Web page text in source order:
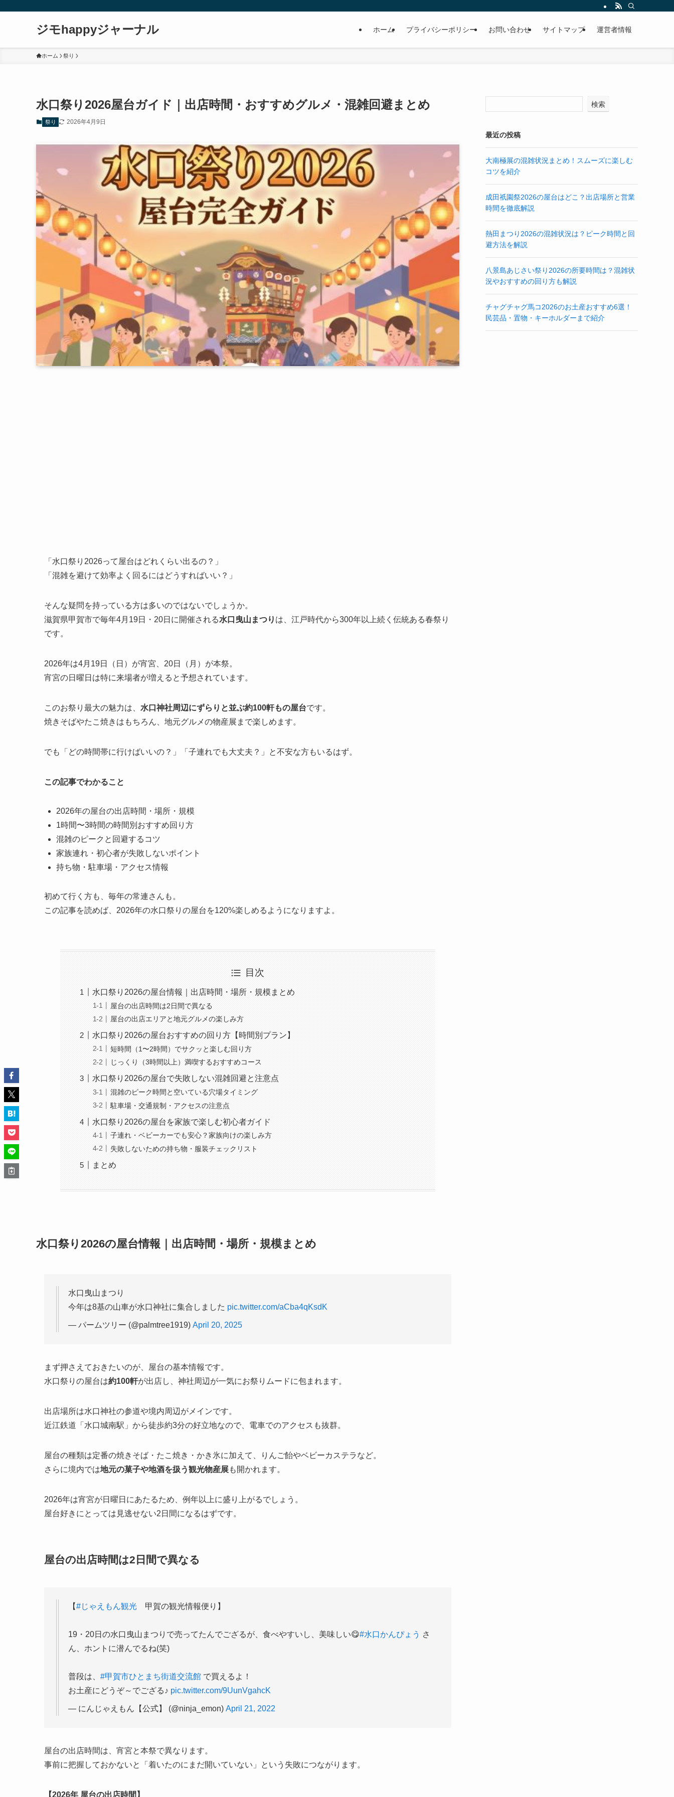
ジモhappyジャーナル ホーム プライバシーポリシー お問い合わせ サイトマップ 運営者情報
ホーム 祭り
水口祭り2026屋台ガイド｜出店時間・おすすめグルメ・混雑回避まとめ
祭り 2026年4月9日
「水口祭り2026って屋台はどれくらい出るの？」
「混雑を避けて効率よく回るにはどうすればいい？」
そんな疑問を持っている方は多いのではないでしょうか。
滋賀県甲賀市で毎年4月19日・20日に開催される水口曳山まつり は、江戸時代から300年以上続く伝統ある春祭り
です。
2026年は4月19日（日）が宵宮、20日（月）が本祭。
宵宮の日曜日は特に来場者が増えると予想されています。
このお祭り最大の魅力は、 水口神社周辺にずらりと並ぶ約100軒もの屋台です。
焼きそばやたこ焼きはもちろん、地元グルメの物産展まで楽しめます。
でも「どの時間帯に行けばいいの？」「子連れでも大丈夫？」と不安な方もいるはず。
この記事でわかること
2026年の屋台の出店時間・場所・規模
1時間〜3時間の時間別おすすめ回り方
混雑のピークと回避するコツ
家族連れ・初心者が失敗しないポイント
持ち物・駐車場・アクセス情報
初めて行く方も、毎年の常連さんも。
この記事を読めば、2026年の水口祭りの屋台を120%楽しめるようになりますよ。
目次
水口祭り2026の屋台情報｜出店時間・場所・規模まとめ
屋台の出店時間は2日間で異なる
屋台の出店エリアと地元グルメの楽しみ方
水口祭り2026の屋台おすすめの回り方【時間別プラン】
短時間（1〜2時間）でサクッと楽しむ回り方
じっくり（3時間以上）満喫するおすすめコース
水口祭り2026の屋台で失敗しない混雑回避と注意点
混雑のピーク時間と空いている穴場タイミング
駐車場・交通規制・アクセスの注意点
水口祭り2026の屋台を家族で楽しむ初心者ガイド
子連れ・ベビーカーでも安心？家族向けの楽しみ方
失敗しないための持ち物・服装チェックリスト
まとめ
水口祭り2026の屋台情報｜出店時間・場所・規模まとめ
水口曳山まつり
今年は8基の山車が水口神社に集合しました pic.twitter.com/aCba4qKsdK
— パームツリー (@palmtree1919) April 20, 2025
まず押さえておきたいのが、屋台の基本情報です。
水口祭りの屋台は約100軒が出店し、神社周辺が一気にお祭りムードに包まれます。
出店場所は水口神社の参道や境内周辺がメインです。
近江鉄道「水口城南駅」から徒歩約3分の好立地なので、電車でのアクセスも抜群。
屋台の種類は定番の焼きそば・たこ焼き・かき氷に加えて、りんご飴やベビーカステラなど。
さらに境内では地元の菓子や地酒を扱う観光物産展も開かれます。
2026年は宵宮が日曜日にあたるため、例年以上に盛り上がるでしょう。
屋台好きにとっては見逃せない2日間になるはずです。
屋台の出店時間は2日間で異なる
【#じゃえもん観光 甲賀の観光情報便り】
19・20日の水口曳山まつりで売ってたんでござるが、食べやすいし、美味しい😋#水口かんぴょう さ
ん、ホントに潜んでるね(笑)
普段は、 #甲賀市ひとまち街道交流館 で買えるよ！
お土産にどうぞ～でござる♪ pic.twitter.com/9UunVgahcK
— にんじゃえもん【公式】 (@ninja_emon) April 21, 2022
屋台の出店時間は、宵宮と本祭で異なります。
事前に把握しておかないと「着いたのにまだ開いていない」という失敗につながります。
【2026年 屋台の出店時間】
検索
最近の投稿
大南極展の混雑状況まとめ！スムーズに楽しむ
コツを紹介
成田祇園祭2026の屋台はどこ？出店場所と営業
時間を徹底解説
熱田まつり2026の混雑状況は？ピーク時間と回
避方法を解説
八景島あじさい祭り2026の所要時間は？混雑状
況やおすすめの回り方も解説
チャグチャグ馬コ2026のお土産おすすめ6選！
民芸品・置物・キーホルダーまで紹介